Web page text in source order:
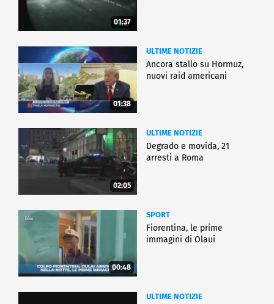
01:37
01:38
ULTIME NOTIZIE
Ancora stallo su Hormuz,
nuovi raid americani
02:05
ULTIME NOTIZIE
Degrado e movida, 21
arresti a Roma
00:48
SPORT
Fiorentina, le prime
immagini di Olaui
ULTIME NOTIZIE